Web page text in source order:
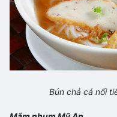
Bún chả cá nổi